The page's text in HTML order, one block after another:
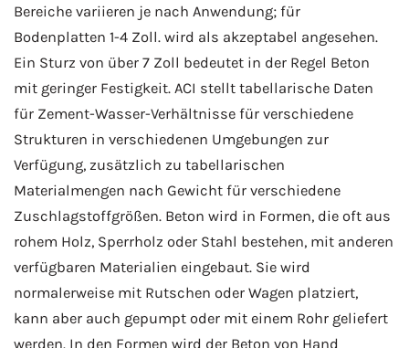
Bereiche variieren je nach Anwendung; für
Bodenplatten 1-4 Zoll. wird als akzeptabel angesehen.
Ein Sturz von über 7 Zoll bedeutet in der Regel Beton
mit geringer Festigkeit. ACI stellt tabellarische Daten
für Zement-Wasser-Verhältnisse für verschiedene
Strukturen in verschiedenen Umgebungen zur
Verfügung, zusätzlich zu tabellarischen
Materialmengen nach Gewicht für verschiedene
Zuschlagstoffgrößen. Beton wird in Formen, die oft aus
rohem Holz, Sperrholz oder Stahl bestehen, mit anderen
verfügbaren Materialien eingebaut. Sie wird
normalerweise mit Rutschen oder Wagen platziert,
kann aber auch gepumpt oder mit einem Rohr geliefert
werden. In den Formen wird der Beton von Hand